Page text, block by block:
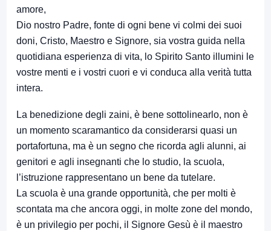
amore,
Dio nostro Padre, fonte di ogni bene vi colmi dei suoi
doni, Cristo, Maestro e Signore, sia vostra guida nella
quotidiana esperienza di vita, lo Spirito Santo illumini le
vostre menti e i vostri cuori e vi conduca alla verità tutta
intera.
La benedizione degli zaini, è bene sottolinearlo, non è
un momento scaramantico da considerarsi quasi un
portafortuna, ma è un segno che ricorda agli alunni, ai
genitori e agli insegnanti che lo studio, la scuola,
l’istruzione rappresentano un bene da tutelare.
La scuola è una grande opportunità, che per molti è
scontata ma che ancora oggi, in molte zone del mondo,
è un privilegio per pochi, il Signore Gesù è il maestro